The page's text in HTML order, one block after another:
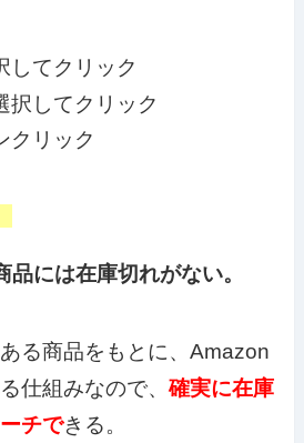
してクリック
択してクリック
クリック
には在庫切れがない。
る商品をもとに、Amazon
仕組みなので、確実に在庫
チできる。